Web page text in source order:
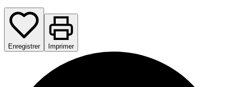
Enregistrer Imprimer